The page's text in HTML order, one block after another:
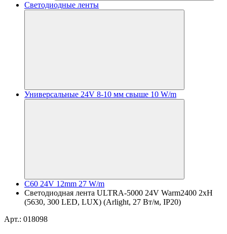
Светодиодные ленты
Универсальные 24V 8-10 мм свыше 10 W/m
C60 24V 12mm 27 W/m
Светодиодная лента ULTRA-5000 24V Warm2400 2xH
(5630, 300 LED, LUX) (Arlight, 27 Вт/м, IP20)
Арт.: 018098